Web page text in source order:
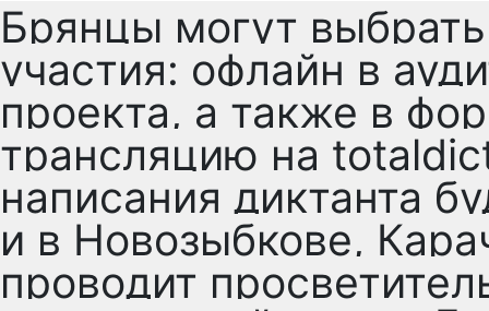
Брянцы могут
участия: офлайн в
проекта, а также в
трансляцию на
написания диктанта
и в Новозыбкове,
проводит